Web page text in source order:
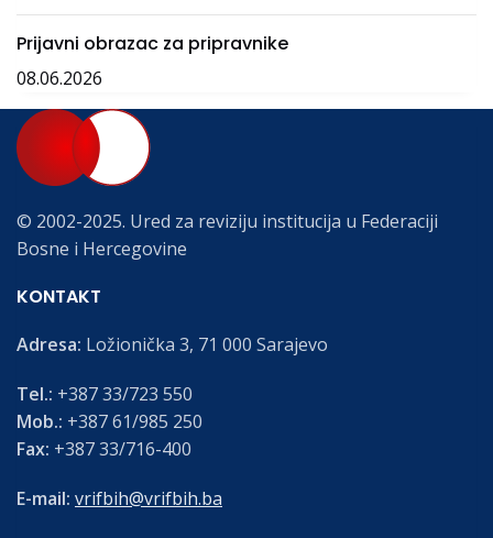
Prijavni obrazac za pripravnike
08.06.2026
© 2002-2025. Ured za reviziju institucija u Federaciji
Bosne i Hercegovine
KONTAKT
Adresa: Ložionička 3, 71 000 Sarajevo
Tel.: +387 33/723 550
Mob.: +387 61/985 250
Fax: +387 33/716-400
E-mail: vrifbih@vrifbih.ba